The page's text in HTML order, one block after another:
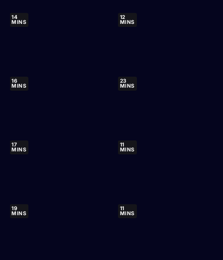
14
MINS
12
MINS
16
MINS
23
MINS
17
MINS
11
MINS
19
MINS
11
MINS